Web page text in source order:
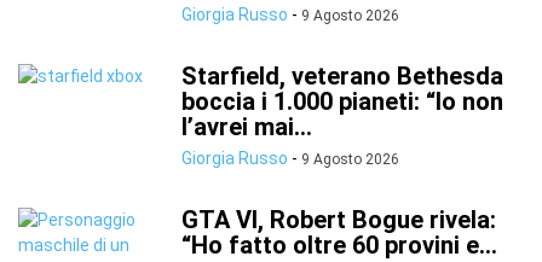
Giorgia Russo - 9 Agosto 2026
Starfield, veterano Bethesda
boccia i 1.000 pianeti: “Io non
l’avrei mai...
Giorgia Russo - 9 Agosto 2026
GTA VI, Robert Bogue rivela:
“Ho fatto oltre 60 provini e...